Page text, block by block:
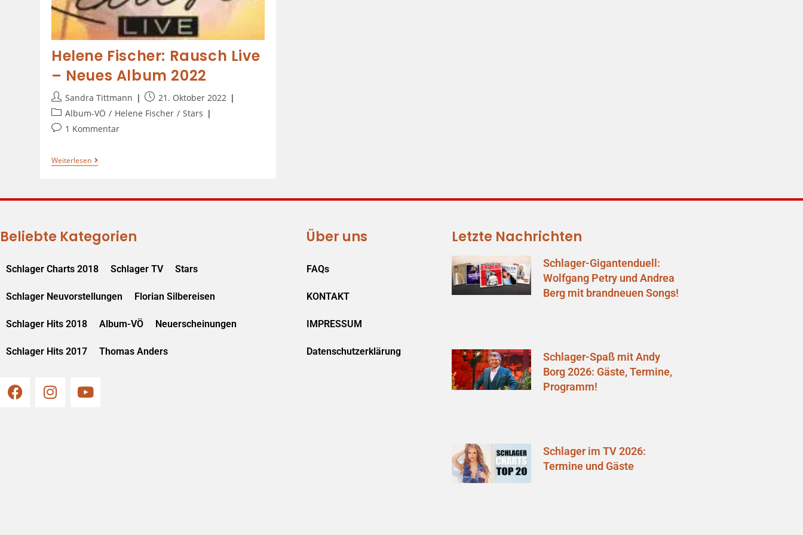
Helene Fischer: Rausch Live
– Neues Album 2022
Sandra Tittmann
21. Oktober 2022
Album-VÖ / Helene Fischer / Stars
1 Kommentar
Weiterlesen
Beliebte Kategorien
Schlager Charts 2018 Schlager TV Stars
Schlager Neuvorstellungen Florian Silbereisen
Schlager Hits 2018 Album-VÖ Neuerscheinungen
Schlager Hits 2017 Thomas Anders
Über uns
FAQs
KONTAKT
IMPRESSUM
Datenschutzerklärung
Letzte Nachrichten
Schlager-Gigantenduell:
Wolfgang Petry und Andrea
Berg mit brandneuen Songs!
Schlager-Spaß mit Andy
Borg 2026: Gäste, Termine,
Programm!
Schlager im TV 2026:
Termine und Gäste